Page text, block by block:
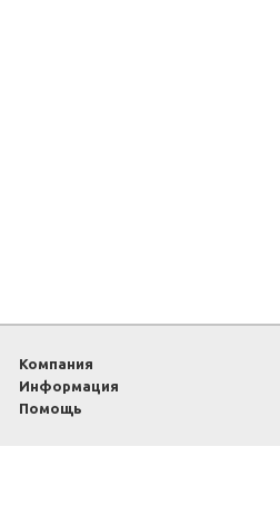
Компания
Информация
Помощь